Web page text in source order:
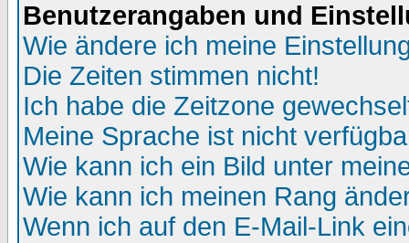
Benutzerangaben und
Wie ändere ich meine
Die Zeiten stimmen nicht!
Ich habe die Zeitzone
Meine Sprache ist nicht
Wie kann ich ein Bild unter
Wie kann ich meinen Rang
Wenn ich auf den E-Mail-Link